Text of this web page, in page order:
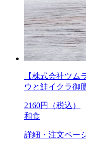
【株式会社ツ
ウと鮭イクラ御
2160円（税込）
和食
詳細・注文ペー